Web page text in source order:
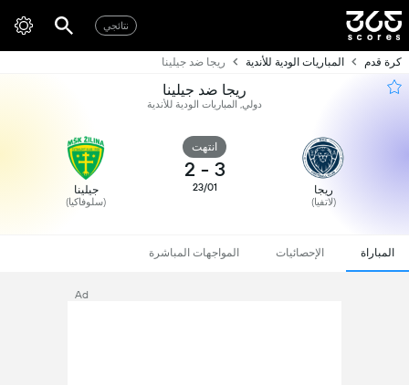
نتائجي
كرة قدم المباريات الودية للأندية ريجا ضد جيلينا
ريجا ضد جيلينا
دولي, المباريات الودية للأندية
ريجا
(لاتفيا)
انتهت
3
-
2
23/01 جيلينا
(سلوفاكيا)
المباراة الإحصائيات المواجهات المباشرة
Ad